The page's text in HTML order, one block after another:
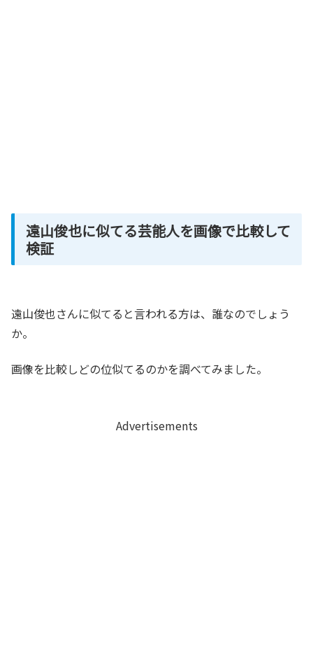
遠山俊也に似てる芸能人を画像で比較して
検証
遠山俊也さんに似てると言われる方は、誰なのでしょう
か。
画像を比較しどの位似てるのかを調べてみました。
Advertisements